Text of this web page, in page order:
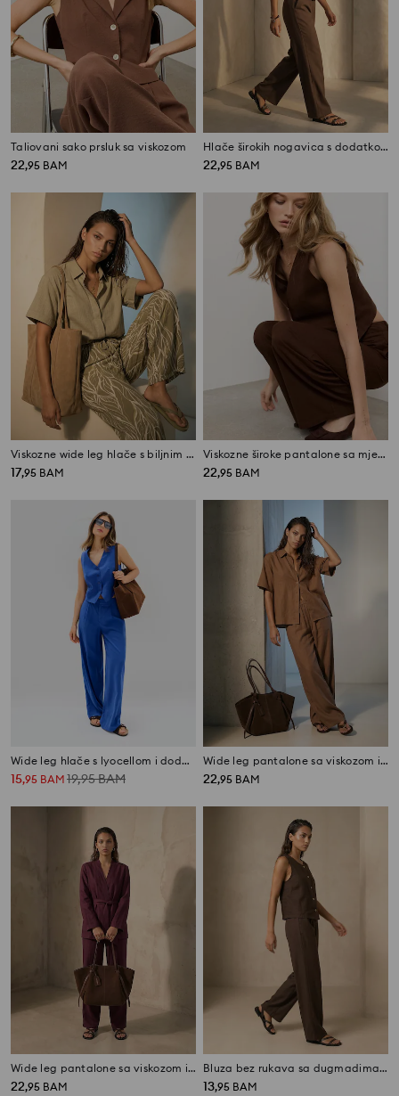
Taliovani sako prsluk sa viskozom
22,95 BAM
Hlače širokih nogavica s dodatkom viskoze i lana
22,95 BAM
Viskozne wide leg hlače s biljnim motivom
17,95 BAM
Viskozne široke pantalone sa mješavinom lana
22,95 BAM
Wide leg hlače s lyocellom i dodatkom lana
15,95 BAM 19,95BAM
Wide leg pantalone sa viskozom i dodatkom lana
22,95 BAM
Wide leg pantalone sa viskozom i dodatkom lana
22,95 BAM
Bluza bez rukava sa dugmadima od viskoze sa dodatkom lana
13,95 BAM